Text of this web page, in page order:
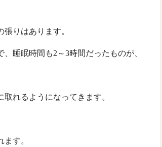
りはあります。
睡眠時間も2～3時間だったものが、
れるようになってきます。
す。